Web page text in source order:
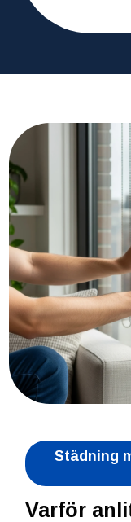
Städning
Varför